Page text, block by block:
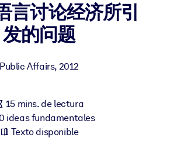
de aprendizaje.
corporativa con conocimientos
y listos para usar.
言讨论经济所引
发的问题
Public Affairs, 2012
15 mins. de lectura
ideas fundamentales
Texto disponible